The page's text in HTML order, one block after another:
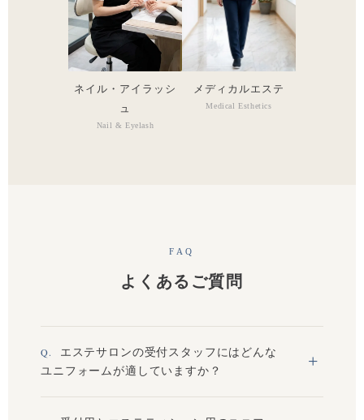
ネイル・アイラッシ
ュ
Nail & Eyelash
メディカルエステ
Medical Esthetics
FAQ
よくあるご質問
エステサロンの受付スタッフにはどんな
ユニフォームが適していますか？